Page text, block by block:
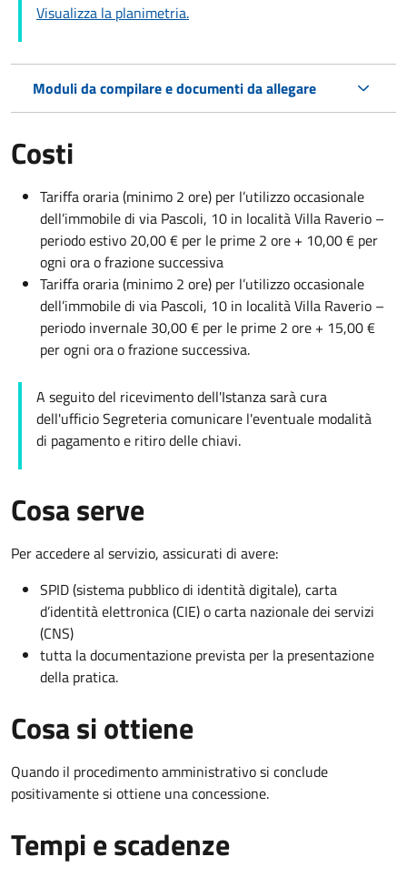
Visualizza la planimetria.
Moduli da compilare e documenti da allegare
Costi
Tariffa oraria (minimo 2 ore) per l’utilizzo occasionale
dell’immobile di via Pascoli, 10 in località Villa Raverio –
periodo estivo 20,00 € per le prime 2 ore + 10,00 € per
ogni ora o frazione successiva
Tariffa oraria (minimo 2 ore) per l’utilizzo occasionale
dell’immobile di via Pascoli, 10 in località Villa Raverio –
periodo invernale 30,00 € per le prime 2 ore + 15,00 €
per ogni ora o frazione successiva.
A seguito del ricevimento dell'Istanza sarà cura
dell'ufficio Segreteria comunicare l'eventuale modalità
di pagamento e ritiro delle chiavi.
Cosa serve
Per accedere al servizio, assicurati di avere:
SPID (sistema pubblico di identità digitale), carta
d’identità elettronica (CIE) o carta nazionale dei servizi
(CNS)
tutta la documentazione prevista per la presentazione
della pratica.
Cosa si ottiene
Quando il procedimento amministrativo si conclude
positivamente si ottiene una concessione.
Tempi e scadenze